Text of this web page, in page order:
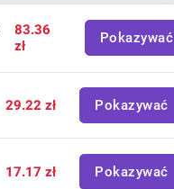
83.36
zł
Pokazywać
29.22 zł Pokazywać
17.17 zł Pokazywać